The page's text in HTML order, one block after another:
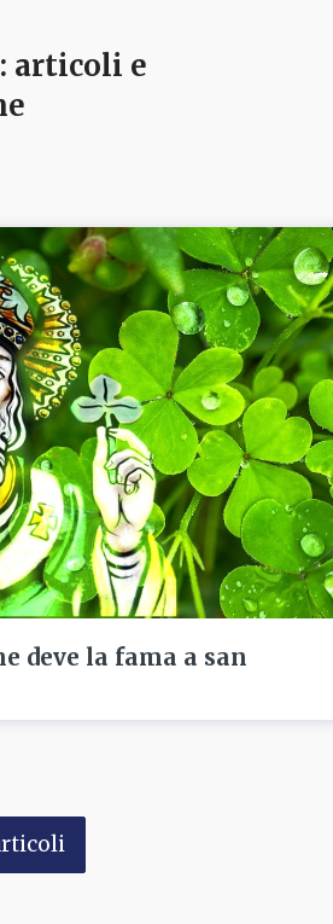
: articoli e
deve la fama a san